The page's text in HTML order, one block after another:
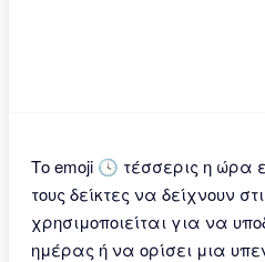
Το emoji 🕓 τέσσερις η ώρα
τους δείκτες να δείχνουν
χρησιμοποιείται για να
ημέρας ή να ορίσει μια